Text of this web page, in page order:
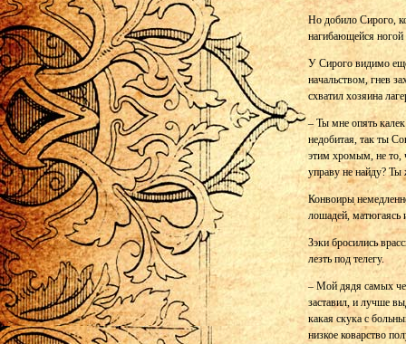
Но добило Сирого,
нагибающейся ногой
У Сирого видимо еще
начальством, гнев
схватил хозяина
– Ты мне опять калек
недобитая, так ты
этим хромым, не то,
управу не найду? Ты
Конвоиры
лошадей, матюгаясь
Зэки бросились
лезть под телегу.
– Мой дядя самых
заставил, и лучше
какая скука с
низкое коварство